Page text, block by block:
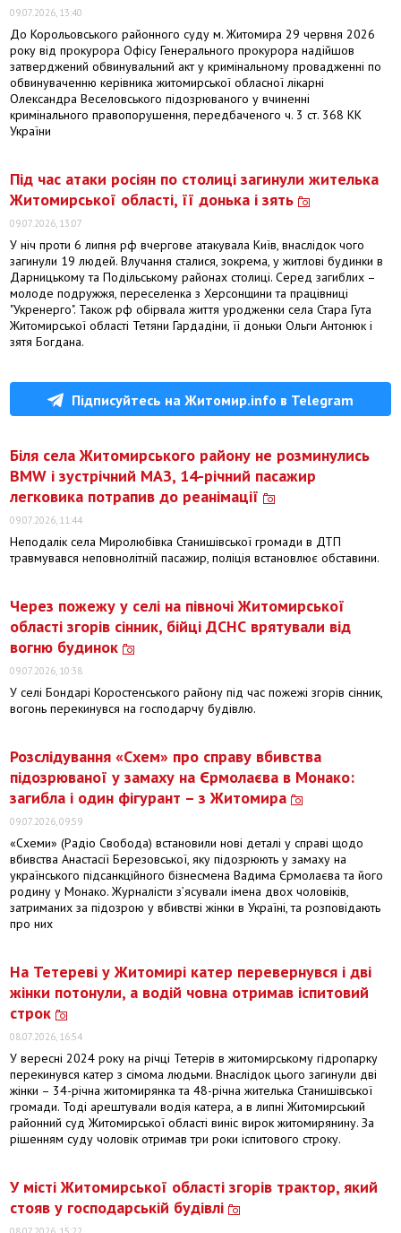
09.07.2026, 13:40
До Корольовського районного суду м. Житомира 29 червня 2026
року від прокурора Офісу Генерального прокурора надійшов
затверджений обвинувальний акт у кримінальному провадженні по
обвинуваченню керівника житомирської обласної лікарні
Олександра Веселовського підозрюваного у вчиненні
кримінального правопорушення, передбаченого ч. 3 ст. 368 КК
України
Під час атаки росіян по столиці загинули жителька
Житомирської області, її донька і зять
09.07.2026, 13:07
У ніч проти 6 липня рф вчергове атакувала Київ, внаслідок чого
загинули 19 людей. Влучання сталися, зокрема, у житлові будинки в
Дарницькому та Подільському районах столиці. Серед загиблих –
молоде подружжя, переселенка з Херсонщини та працівниці
"Укренерго". Також рф обірвала життя уродженки села Стара Гута
Житомирської області Тетяни Гардадіни, її доньки Ольги Антонюк і
зятя Богдана.
Підписуйтесь на Житомир.info в Telegram
Біля села Житомирського району не розминулись
BMW і зустрічний МАЗ, 14-річний пасажир
легковика потрапив до реанімації
09.07.2026, 11:44
Неподалік села Миролюбівка Станишівської громади в ДТП
травмувався неповнолітній пасажир, поліція встановлює обставини.
Через пожежу у селі на півночі Житомирської
області згорів сінник, бійці ДСНС врятували від
вогню будинок
09.07.2026, 10:38
У селі Бондарі Коростенського району під час пожежі згорів сінник,
вогонь перекинувся на господарчу будівлю.
Розслідування «Схем» про справу вбивства
підозрюваної у замаху на Єрмолаєва в Монако:
загибла і один фігурант – з Житомира
09.07.2026, 09:59
«Схеми» (Радіо Свобода) встановили нові деталі у справі щодо
вбивства Анастасії Березовської, яку підозрюють у замаху на
українського підсанкційного бізнесмена Вадима Єрмолаєва та його
родину у Монако. Журналісти з’ясували імена двох чоловіків,
затриманих за підозрою у вбивстві жінки в Україні, та розповідають
про них
На Тетереві у Житомирі катер перевернувся і дві
жінки потонули, а водій човна отримав іспитовий
строк
08.07.2026, 16:54
У вересні 2024 року на річці Тетерів в житомирському гідропарку
перекинувся катер з сімома людьми. Внаслідок цього загинули дві
жінки – 34-річна житомирянка та 48-річна жителька Станишівської
громади. Тоді арештували водія катера, а в липні Житомирський
районний суд Житомирської області виніс вирок житомирянину. За
рішенням суду чоловік отримав три роки іспитового строку.
У місті Житомирської області згорів трактор, який
стояв у господарській будівлі